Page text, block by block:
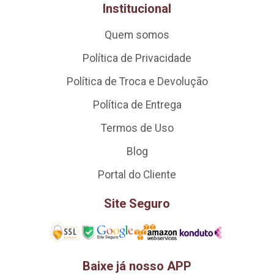
Institucional
Quem somos
Política de Privacidade
Política de Troca e Devolução
Política de Entrega
Termos de Uso
Blog
Portal do Cliente
Site Seguro
Baixe já nosso APP